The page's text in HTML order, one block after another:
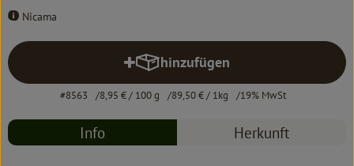
Erleben
Nicama
hinzufügen
Produkt zum Warenkorb
#8563 8,95 €/ 100 g 89,50 €/ 1kg 19% MwSt
Info Herkunft